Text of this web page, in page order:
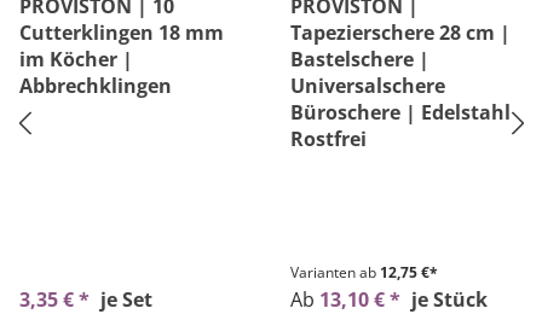
PROVISTON | 10
Cutterklingen 18 mm
im Köcher |
Abbrechklingen
3,35 € * je Set
PROVISTON |
Tapezierschere 28 cm |
Bastelschere |
Universalschere
Büroschere | Edelstahl
Rostfrei
Varianten ab 12,75 €*
Ab 13,10 € * je Stück